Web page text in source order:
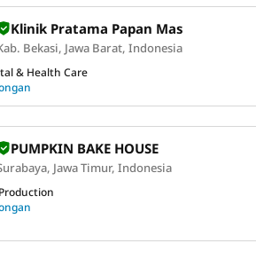
Klinik Pratama Papan Mas
Bekasi, Jawa Barat, Indonesia
& Health Care
PUMPKIN BAKE HOUSE
Jawa Timur, Indonesia